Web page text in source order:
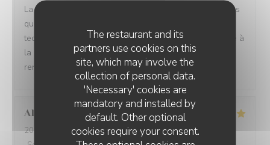
The restaurant and its
partners use cookies on this
site, which may involve the
collection of personal data.
'Necessary' cookies are
mandatory and installed by
default. Other optional
cookies require your consent.
La passion est retranscrite dans les plats et les cocktails
qui sont servis. Les plats sont sublimés par des
techniques irréprochables et servis dans de la vaisselle à
la hauteur des plats. Une parenthèse culinaire à
renouveler. Merci
Alice
2026-04-10
- 20:00 - Guests 6